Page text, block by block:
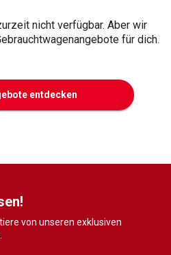
nicht verfügbar. Aber wir
für dich.
entdecken
von unseren exklusiven